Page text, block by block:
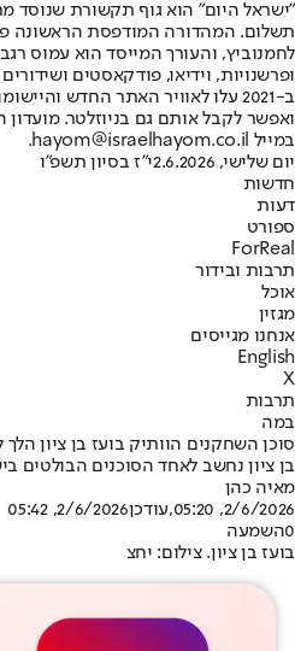
"ישראל היום" הוא גוף תקשורת שנוסד
ופרשנויות, וידיאו, פודקאסטים
ב-2021 עלו לאוויר האתר החדש
ואפשר לקבל אותם גם בניוזלטר.
במייל hayom@israelhayom.co.il.
יום שלישי, 2.6.2026
י"ז בסיון תשפ"ו
חדשות
דעות
ספורט
ForReal
תרבות ובידור
אוכל
מגזין
אנחנו מגייסים
English
X
תרבות
במה
סוכן השחקנים הוותיק בועז בן ציון הלך
בן ציון נחשב לאחד הסוכנים הבולטים בישראל
מאיה כהן
2/6/2026, 05:20
,עודכן2/6/2026, 05:42
0השמעה
בועז בן ציון. צילום: יחצ